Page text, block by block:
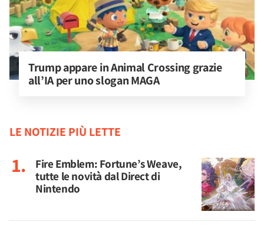
Trump appare in Animal Crossing grazie
all’IA per uno slogan MAGA
LE NOTIZIE PIÙ LETTE
Fire Emblem: Fortune’s Weave,
tutte le novità dal Direct di
Nintendo